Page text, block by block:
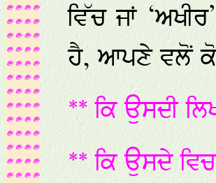
ਵਿੱਚ ਜਾਂ
ਹੈ, ਆਪਣੇ ਵਲੋਂ
** ਕਿ ਉਸਦੀ
** ਕਿ ਉਸਦੇ